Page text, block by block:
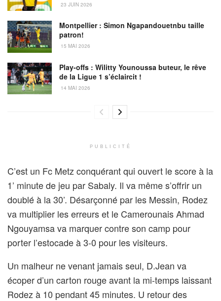
23 JUIN 2026
Montpellier : Simon Ngapandouetnbu taille
patron!
15 MAI 2026
Play-offs : Wilitty Younoussa buteur, le rêve
de la Ligue 1 s’éclaircit !
14 MAI 2026
PUBLICITÉ
C’est un Fc Metz conquérant qui ouvert le score à la
1’ minute de jeu par Sabaly. Il va même s’offrir un
doublé à la 30’. Désarçonné par les Messin, Rodez
va multiplier les erreurs et le Camerounais Ahmad
Ngouyamsa va marquer contre son camp pour
porter l’estocade à 3-0 pour les visiteurs.
Un malheur ne venant jamais seul, D.Jean va
écoper d’un carton rouge avant la mi-temps laissant
Rodez à 10 pendant 45 minutes. U retour des